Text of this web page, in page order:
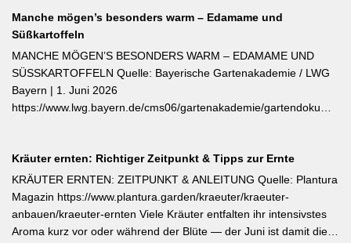
bis Mitte Juli abgeschlossen sein, damit sich die Pflanzen auf die
Überwinterung vorbereiten können. Der entscheidende Tipp für
öfterblühende Sorten: Verwelkte Blüten mit 2–3 Blattstielpaaren
darunter sofort abschneiden – das regt neue Knospen an und
verlängert die Blütezeit erheblich. [Thema-Tag: #Rosenpflege
#Pflanzenpflege #Gehölze]
Manche mögen’s besonders warm – Edamame und
Süßkartoffeln
MANCHE MÖGEN’S BESONDERS WARM – EDAMAME UND
SÜSSKARTOFFELN Quelle: Bayerische Gartenakademie / LWG
Bayern | 1. Juni 2026
https://www.lwg.bayern.de/cms06/gartenakademie/
ins Freiland. Edamame (Garten-Soja) kann direkt gesät oder
vorgezogen werden; Staffelsaaten sind bis Anfang Juli möglich,
die Ernte beginnt ab August. Süßkartoffeln sind ausschließlich als
Jungpflanzen erhältlich und benötigen Wärme, Sonne und einen
tiefen, durchlässigen Boden. Frisch geerntete Knollen müssen
Kräuter ernten: Richtiger Zeitpunkt & Tipps zur Ernte
KRÄUTER ERNTEN: ZEITPUNKT & ANLEITUNG Quelle: Plantura
Magazin https://www.plantura.garden/kraeuter/kraeuter-
anbauen/kraeuter-ernten Viele Kräuter entfalten ihr intensivstes
Aroma kurz vor oder während der Blüte — der Juni ist damit die